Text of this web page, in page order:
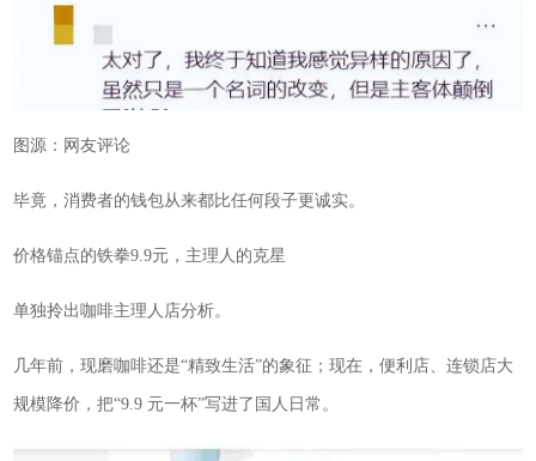
图源：网友评论
毕竟，消费者的钱包从来都比任何段子更诚实。
价格锚点的铁拳9.9元，主理人的克星
单独拎出咖啡主理人店分析。
几年前，现磨咖啡还是“精致生活”的象征；现在，便利店、连锁店大
规模降价，把“9.9 元一杯”写进了国人日常。